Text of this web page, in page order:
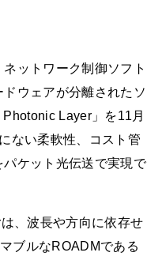
ットワーク制御ソフト
ウェアが分離されたソ
Layer」を11月
ない柔軟性、コスト管
ケット光伝送で実現で
、波長や方向に依存せ
ブルなROADMである